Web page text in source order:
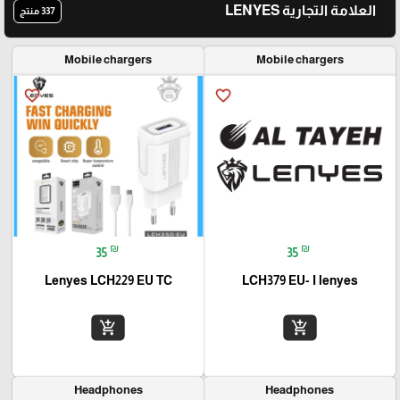
العلامة التجارية LENYES 337 منتج
Mobile chargers
favorite_border
35 ₪
LCH379 EU- I lenyes
add_shopping_cart
Mobile chargers
favorite_border
35 ₪
Lenyes LCH229 EU TC
add_shopping_cart
Headphones
Headphones